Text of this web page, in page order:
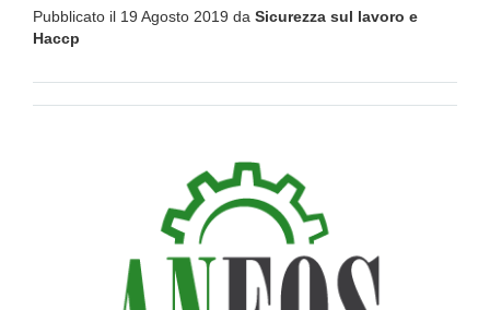
Pubblicato il 19 Agosto 2019 da Sicurezza sul lavoro e
Haccp